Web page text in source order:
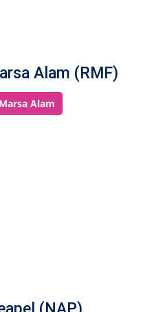
Alam (RMF)
Alam